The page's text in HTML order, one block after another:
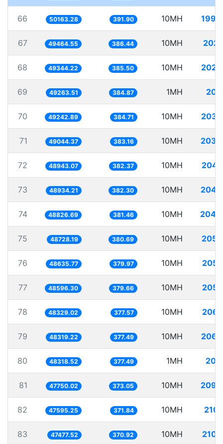
66 50163.28 391.90 10MH
67 49464.55 386.44 10MH
68 49344.22 385.50 10MH
69 49263.51 384.87 1MH
70 49242.89 384.71 10MH
71 49044.37 383.16 10MH
72 48943.07 382.37 10MH
73 48934.21 382.30 10MH
74 48826.69 381.46 10MH
75 48728.19 380.69 10MH
76 48635.77 379.97 10MH
77 48596.30 379.66 10MH
78 48329.02 377.57 10MH
79 48319.22 377.49 10MH
80 48318.52 377.49 1MH
81 47750.02 373.05 10MH
82 47595.25 371.84 10MH
83 47477.52 370.92 10MH